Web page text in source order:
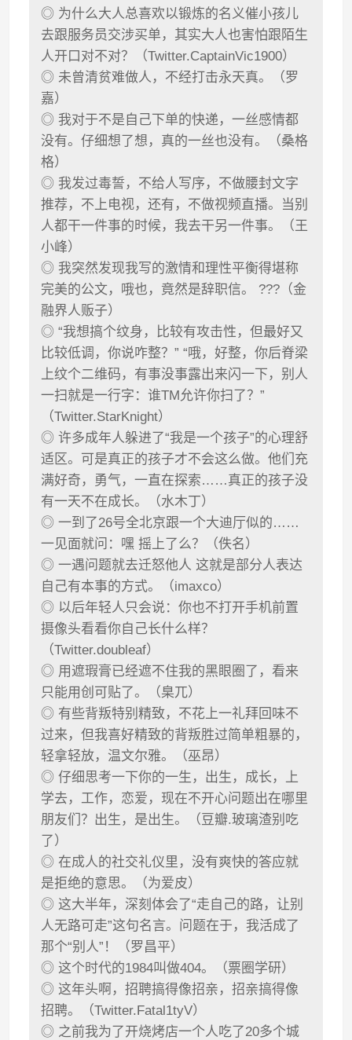
◎ 为什么大人总喜欢以锻炼的名义催小孩儿
去跟服务员交涉买单，其实大人也害怕跟陌生
人开口对不对？（Twitter.CaptainVic1900）
◎ 未曾清贫难做人，不经打击永天真。（罗
嘉）
◎ 我对于不是自己下单的快递，一丝感情都
没有。仔细想了想，真的一丝也没有。（桑格
格）
◎ 我发过毒誓，不给人写序，不做腰封文字
推荐，不上电视，还有，不做视频直播。当别
人都干一件事的时候，我去干另一件事。（王
小峰）
◎ 我突然发现我写的激情和理性平衡得堪称
完美的公文，哦也，竟然是辞职信。 ???（金
融界人贩子）
◎ “我想搞个纹身，比较有攻击性，但最好又
比较低调，你说咋整？” “哦，好整，你后脊梁
上纹个二维码，有事没事露出来闪一下，别人
一扫就是一行字：谁TM允许你扫了？”
（Twitter.StarKnight）
◎ 许多成年人躲进了“我是一个孩子”的心理舒
适区。可是真正的孩子才不会这么做。他们充
满好奇，勇气，一直在探索……真正的孩子没
有一天不在成长。（水木丁）
◎ 一到了26号全北京跟一个大迪厅似的……
一见面就问：嘿 摇上了么？（佚名）
◎ 一遇问题就去迁怒他人 这就是部分人表达
自己有本事的方式。（imaxco）
◎ 以后年轻人只会说：你也不打开手机前置
摄像头看看你自己长什么样？
（Twitter.doubleaf）
◎ 用遮瑕膏已经遮不住我的黑眼圈了，看来
只能用创可贴了。（臬兀）
◎ 有些背叛特别精致，不花上一礼拜回味不
过来，但我喜好精致的背叛胜过简单粗暴的，
轻拿轻放，温文尔雅。（巫昂）
◎ 仔细思考一下你的一生，出生，成长，上
学去，工作，恋爱，现在不开心问题出在哪里
朋友们？出生，是出生。（豆瓣.玻璃渣别吃
了）
◎ 在成人的社交礼仪里，没有爽快的答应就
是拒绝的意思。（为爱皮）
◎ 这大半年，深刻体会了“走自己的路，让别
人无路可走”这句名言。问题在于，我活成了
那个“别人”！（罗昌平）
◎ 这个时代的1984叫做404。（票圈学研）
◎ 这年头啊，招聘搞得像招亲，招亲搞得像
招聘。（Twitter.Fatal1tyV）
◎ 之前我为了开烧烤店一个人吃了20多个城